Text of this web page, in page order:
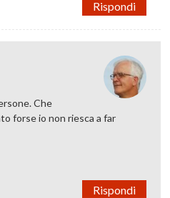
Rispondi
Che
forse io non riesca a far
Rispondi